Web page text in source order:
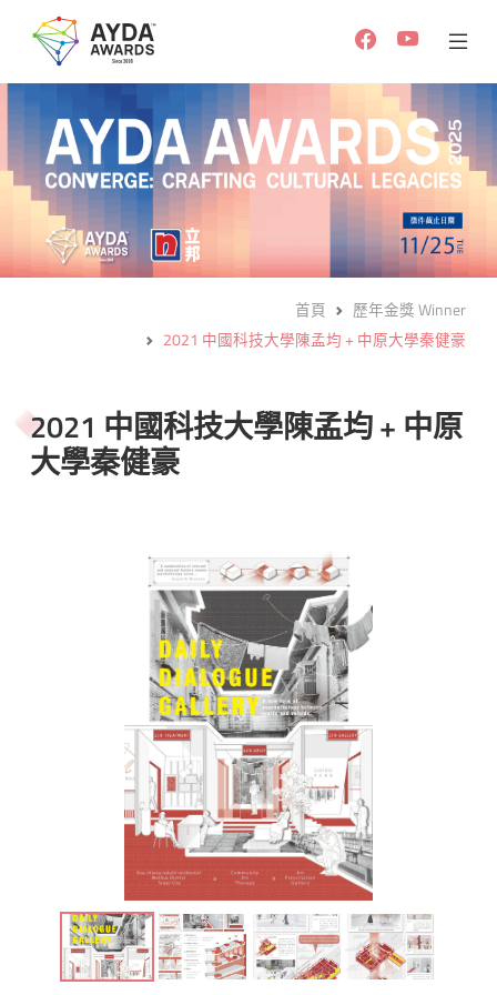
首頁
歷年金獎 Winner
2021 中國科技大學陳孟均 + 中原大學秦健豪
2021 中國科技大學陳孟均 + 中原
大學秦健豪